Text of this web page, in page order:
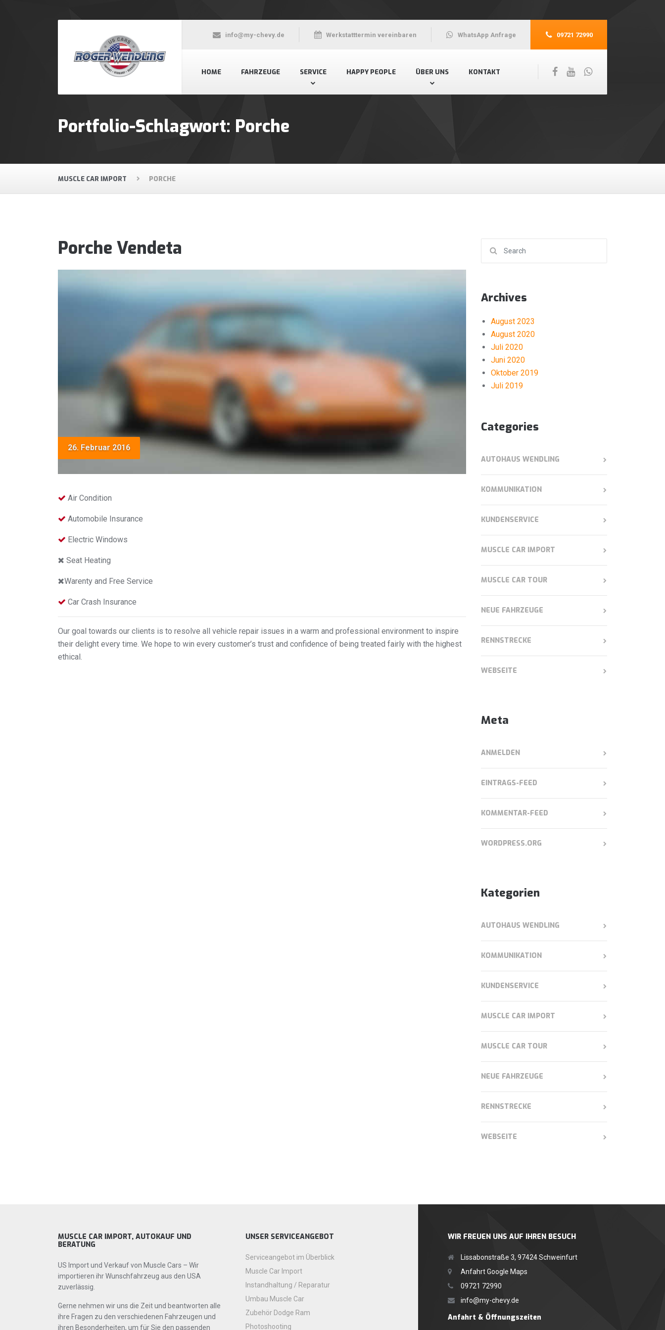
HOME FAHRZEUGE SERVICE HAPPY PEOPLE ÜBER UNS KONTAKT
info@my-chevy.de Werkstatttermin vereinbaren WhatsApp Anfrage 09721 72990
Portfolio-Schlagwort: Porche
MUSCLE CAR IMPORT PORCHE
Porche Vendeta
26. Februar 2016
Air Condition
Automobile Insurance
Electric Windows
Seat Heating
Warenty and Free Service
Car Crash Insurance
Our goal towards our clients is to resolve all vehicle repair issues in a warm and professional environment to inspire
their delight every time. We hope to win every customer’s trust and confidence of being treated fairly with the highest
ethical.
Archives
August 2023
August 2020
Juli 2020
Juni 2020
Oktober 2019
Juli 2019
Categories
AUTOHAUS WENDLING
KOMMUNIKATION
KUNDENSERVICE
MUSCLE CAR IMPORT
MUSCLE CAR TOUR
NEUE FAHRZEUGE
RENNSTRECKE
WEBSEITE
Meta
ANMELDEN
EINTRAGS-FEED
KOMMENTAR-FEED
WORDPRESS.ORG
Kategorien
AUTOHAUS WENDLING
KOMMUNIKATION
KUNDENSERVICE
MUSCLE CAR IMPORT
MUSCLE CAR TOUR
NEUE FAHRZEUGE
RENNSTRECKE
WEBSEITE
WIR FREUEN UNS AUF IHREN BESUCH
Lissabonstraße 3, 97424 Schweinfurt
Anfahrt Google Maps
09721 72990
info@my-chevy.de
Anfahrt & Öffnungszeiten
MUSCLE CAR IMPORT, AUTOKAUF UND
BERATUNG
US Import und Verkauf von Muscle Cars – Wir
importieren ihr Wunschfahrzeug aus den USA
zuverlässig.
Gerne nehmen wir uns die Zeit und beantworten alle
ihre Fragen zu den verschiedenen Fahrzeugen und
ihren Besonderheiten, um für Sie den passenden
UNSER SERVICEANGEBOT
Serviceangebot im Überblick
Muscle Car Import
Instandhaltung / Reparatur
Umbau Muscle Car
Zubehör Dodge Ram
Photoshooting